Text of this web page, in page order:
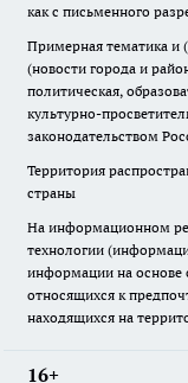
как с письменного
Примерная тематика и
(новости города и
политическая,
культурно-
законодательством
Территория
страны
На информационном
технологии
информации на основе
относящихся к
находящихся на
16+